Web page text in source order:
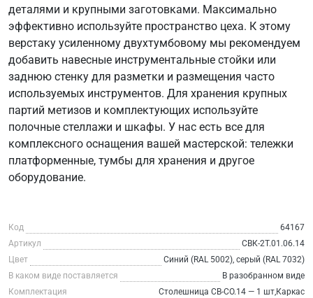
деталями и крупными заготовками. Максимально
эффективно используйте пространство цеха. К этому
верстаку усиленному двухтумбовому мы рекомендуем
добавить навесные инструментальные стойки или
заднюю стенку для разметки и размещения часто
используемых инструментов. Для хранения крупных
партий метизов и комплектующих используйте
полочные стеллажи и шкафы. У нас есть все для
комплексного оснащения вашей мастерской: тележки
платформенные, тумбы для хранения и другое
оборудование.
Код
64167
Артикул
СВК-2Т.01.06.14
Цвет
Синий (RAL 5002), серый (RAL 7032)
В каком виде поставляется
В разобранном виде
Комплектация
Столешница СВ-СО.14 — 1 шт,Каркас